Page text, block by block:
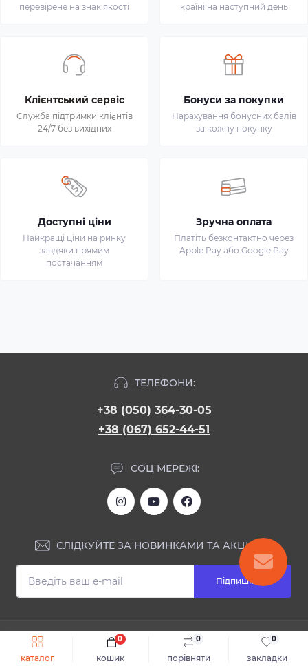
каталог порівняти
0
закладки
0
кошик
0
Швидке замовлення До кошика
перевірене на знак якості
країні на наступний день
Клієнтський сервіс
Служба підтримки клієнтів
24/7 без вихідних
Бонуси за покупки
Нарахування бонусних балів
за кожну покупку
Доступні ціни
Найкращі ціни на ринку
завдяки прямим
постачанням
Зручна оплата
Платіть безконтактно через
Apple Pay або Google Pay
ТЕЛЕФОНИ:
+38 (050) 364-30-05
+38 (067) 652-44-51
СОЦ МЕРЕЖІ:
СЛІДКУЙТЕ ЗА НОВИНКАМИ ТА АКЦІЯМИ:
Підпишіться
ІНФОРМАЦІЯ